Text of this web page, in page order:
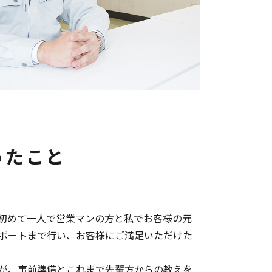
こと
めて一人で営業マンの方と私でお客様の元
ートまで行い、お客様にご満足いただけた
、事前準備とこれまで先輩方からの教えを